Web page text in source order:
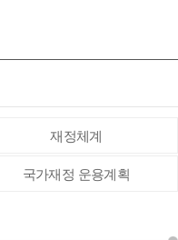
재정체계
국가재정 운용계획